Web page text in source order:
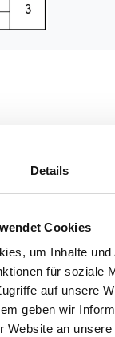
Details
Cookies
um Inhalte und
für soziale
auf unsere
geben wir
Website an